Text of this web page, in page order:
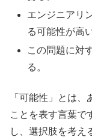
エンジニアリ
る可能性が高
この問題に対
る。
「可能性」とは
ことを表す言葉で
し、選択肢を考え